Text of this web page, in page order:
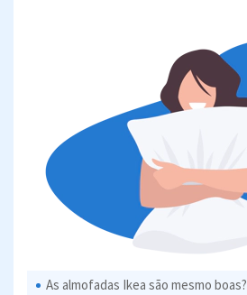
As almofadas Ikea são mesmo boas?